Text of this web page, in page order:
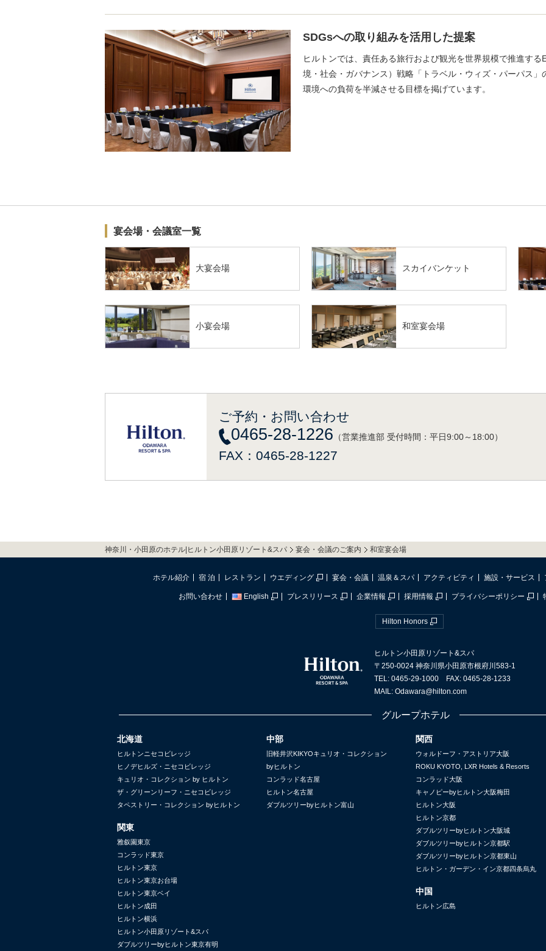
SDGsへの取り組みを活用した提案
ヒルトンでは、責任ある旅行および観光を世界規模で推進する
境・社会・ガバナンス）戦略「トラベル・ウィズ・パーパス」
環境への負荷を半減させる目標を掲げています。
宴会場・会議室一覧
大宴会場 スカイバンケット
小宴会場 和室宴会場
ご予約・お問い合わせ
0465-28-1226 （営業推進部 受付時間：平日9:00～18:00）
FAX：0465-28-1227
神奈川・小田原のホテル|ヒルトン小田原リゾート&スパ 宴会・会議のご案内 和室宴会場
ホテル紹介 宿 泊 レストラン ウエディング 宴会・会議 温泉＆スパ アクティビティ 施設・サービス
お問い合わせ English プレスリリース 企業情報 採用情報 プライバシーポリシー
Hilton Honors
ヒルトン小田原リゾート&スパ
〒250-0024 神奈川県小田原市根府川583-1
TEL: 0465-29-1000 FAX: 0465-28-1233
MAIL: Odawara@hilton.com
グループホテル
北海道
ヒルトンニセコビレッジ
ヒノデヒルズ・ニセコビレッジ
キュリオ・コレクション by ヒルトン
ザ・グリーンリーフ・ニセコビレッジ
タペストリー・コレクション byヒルトン
関東
雅叙園東京
コンラッド東京
ヒルトン東京
ヒルトン東京お台場
ヒルトン東京ベイ
ヒルトン成田
ヒルトン横浜
ヒルトン小田原リゾート&スパ
ダブルツリーbyヒルトン東京有明
中部
旧軽井沢KIKYOキュリオ・コレクション
byヒルトン
コンラッド名古屋
ヒルトン名古屋
ダブルツリーbyヒルトン富山
関西
ウォルドーフ・アストリア大阪
ROKU KYOTO, LXR Hotels & Resorts
コンラッド大阪
キャノピーbyヒルトン大阪梅田
ヒルトン大阪
ヒルトン京都
ダブルツリーbyヒルトン大阪城
ダブルツリーbyヒルトン京都駅
ダブルツリーbyヒルトン京都東山
ヒルトン・ガーデン・イン京都四条烏丸
中国
ヒルトン広島